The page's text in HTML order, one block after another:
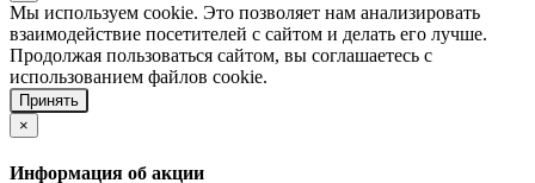
Мы используем cookie. Это позволяет нам анализировать
взаимодействие посетителей с сайтом и делать его лучше.
Продолжая пользоваться сайтом, вы соглашаетесь с
использованием файлов cookie.
Принять
×
Информация об акции